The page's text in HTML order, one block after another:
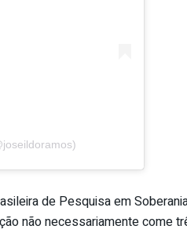
de Pesquisa em
não necessariamente come